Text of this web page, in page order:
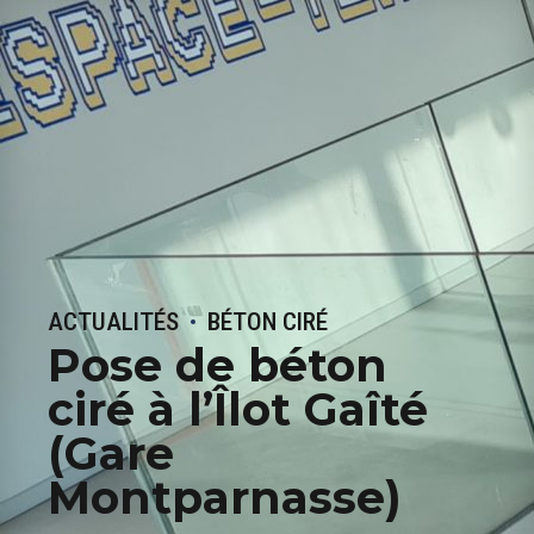
ACTUALITÉS BÉTON CIRÉ
Pose de béton
ciré à l’Îlot Gaîté
(Gare
Montparnasse)